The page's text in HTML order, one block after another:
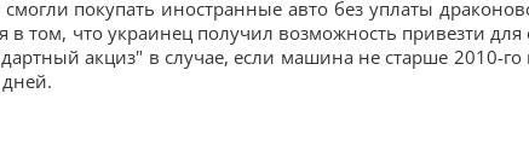
покупать иностранные авто без уплаты
том, что украинец получил возможность привезти для
акциз" в случае, если машина не старше 2010-го